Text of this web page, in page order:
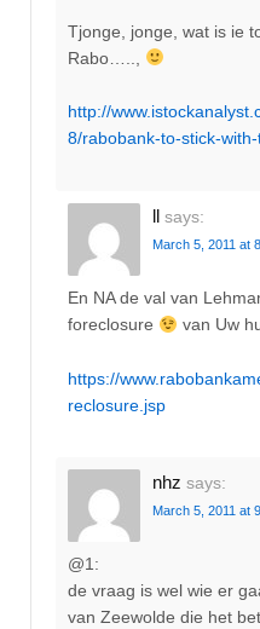
Tjonge, jonge, wat is ie
Rabo…..,
http://
8/rabobank-to-stick-
ll says:
March 5, 2011 at
En NA de val van
foreclosure
van Uw
https://
reclosure.jsp
nhz says:
March 5, 2011 at
@1:
de vraag is wel wie er
van Zeewolde die het